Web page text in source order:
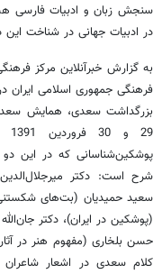
سنجش زبان و ادبیات فارسی
در ادبیات جهانی در شناخت
به گزارش خبرآنلاین مرکز
فرهنگی جمهوری اسلامی ایران
بزرگداشت سعدی، همایش
پوشکین‌شناسانی که در این
شرح است: دکتر
سعید حمیدیان (بت‌های
(پوشکین در ایران)، دکتر
حسن بلخاری (مفهوم هنر در
کلام سعدی در اشعار